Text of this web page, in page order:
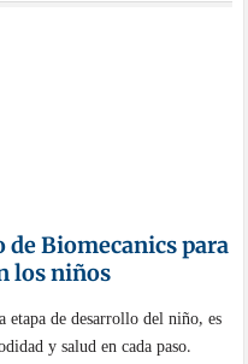
de Biomecanics para
los niños
etapa de desarrollo del niño, es
y salud en cada paso.